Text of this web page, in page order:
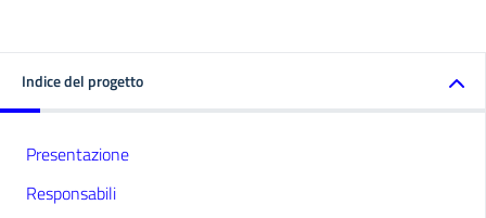
Indice del progetto
Presentazione
Responsabili